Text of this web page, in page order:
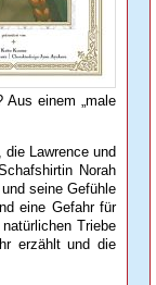
einem „male
Lawrence und
Norah
seine Gefühle
eine Gefahr für
Triebe
erzählt und die